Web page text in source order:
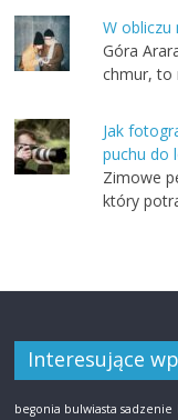
W obliczu
Góra
chmur, to
Jak
puchu do
Zimowe
który
Interesujące
begonia bulwiasta sadzenie